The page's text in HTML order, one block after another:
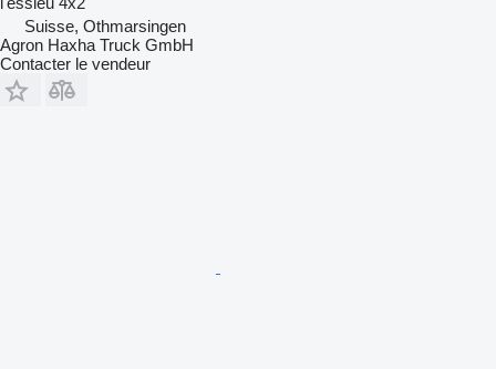
Suisse, Othmarsingen
Agron Haxha Truck GmbH
Contacter le vendeur